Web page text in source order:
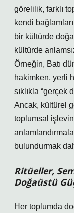
görelilik, farklı
kendi
bir kültürde
kültürde
Örneğin, Batı
hakimken, yerli
sıklıkla “gerçek
Ancak, kültürel
toplumsal
bulundurmak
Ritüeller,
Doğaüstü
Her toplumda